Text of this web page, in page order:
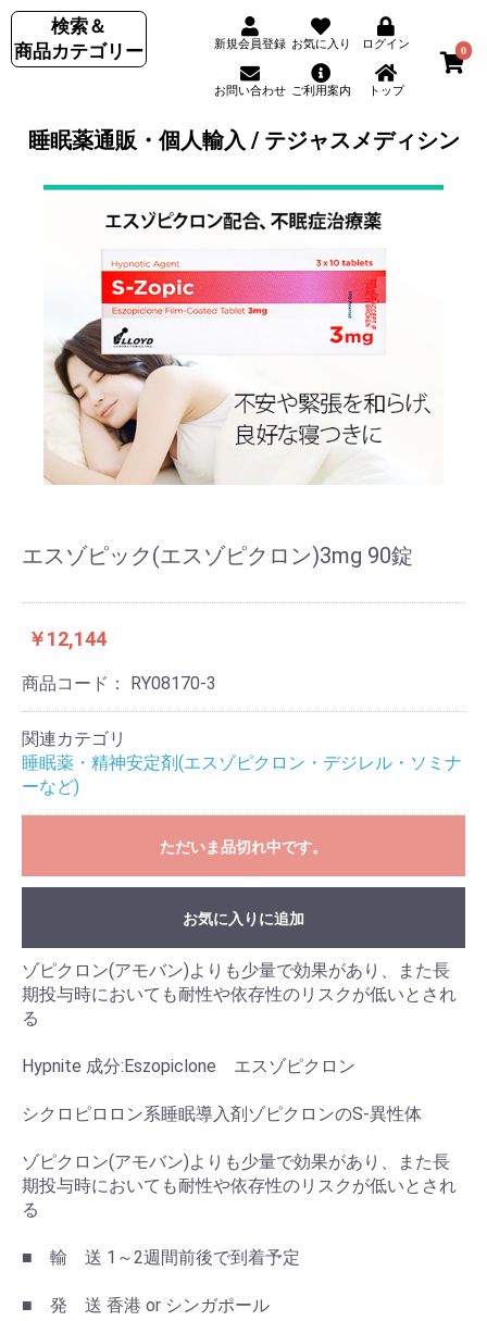
検索＆
商品カテゴリー
新規会員登録 お気に入り ログイン
お問い合わせ ご利用案内 トップ
0
睡眠薬通販・個人輸入 / テジャスメディシン
エスゾピック(エスゾピクロン)3mg 90錠
￥12,144
商品コード： RY08170-3
関連カテゴリ
睡眠薬・精神安定剤(エスゾピクロン・デジレル・ソミナ
ーなど)
ただいま品切れ中です。
お気に入りに追加
ゾピクロン(アモバン)よりも少量で効果があり、また長
期投与時においても耐性や依存性のリスクが低いとされ
る
Hypnite 成分:Eszopiclone エスゾピクロン
シクロピロロン系睡眠導入剤ゾピクロンのS-異性体
ゾピクロン(アモバン)よりも少量で効果があり、また長
期投与時においても耐性や依存性のリスクが低いとされ
る
■ 輸 送 1～2週間前後で到着予定
■ 発 送 香港 or シンガポール